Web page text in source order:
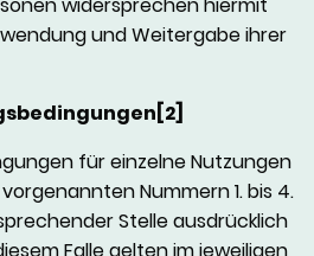
widersprechen hiermit
und Weitergabe ihrer
für einzelne Nutzungen
Nummern 1. bis 4.
Stelle ausdrücklich